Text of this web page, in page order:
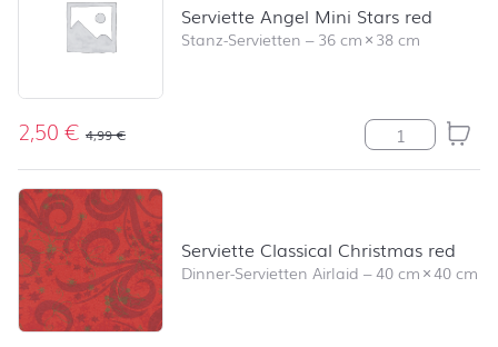
Serviette Angel Mini Stars red
Stanz-Servietten –36 cm×38 cm
2,50€ 4,99€ Serviette
Serviette Classical Christmas red
Dinner-Servietten Airlaid –40 cm×40 cm